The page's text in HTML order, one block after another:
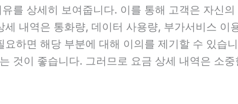
를 상세히 보여줍니다. 이를 통해 고객은 자신
내역은 통화량, 데이터 사용량, 부가서비스 이
하면 해당 부분에 대해 이의를 제기할 수 있습
것이 좋습니다. 그러므로 요금 상세 내역은 소